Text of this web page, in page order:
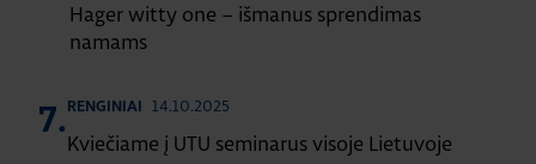
Hager witty one – išmanus sprendimas
namams
7. RENGINIAI 14.10.2025
Kviečiame į UTU seminarus visoje Lietuvoje